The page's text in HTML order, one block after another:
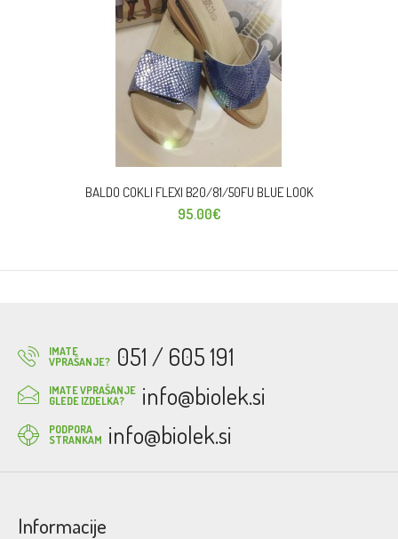
BALDO COKLI FLEXI B20/81/50FU BLUE LOOK
95.00€
IMATE
VPRAŠANJE? 051 / 605 191
IMATE VPRAŠANJE
GLEDE IZDELKA?
info@biolek.si
PODPORA
STRANKAM info@biolek.si
Informacije